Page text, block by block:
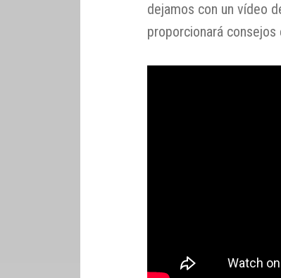
dejamos con un vídeo
proporcionará